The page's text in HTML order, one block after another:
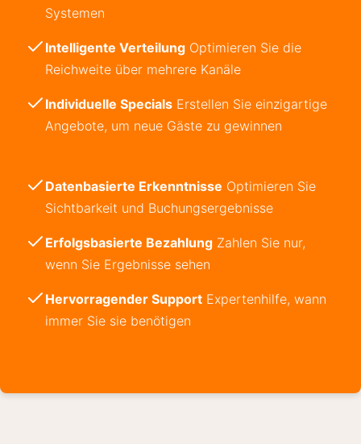
Systemen
Intelligente Verteilung Optimieren Sie die
Reichweite über mehrere Kanäle
Individuelle Specials Erstellen Sie einzigartige
Angebote, um neue Gäste zu gewinnen
Datenbasierte Erkenntnisse Optimieren Sie
Sichtbarkeit und Buchungsergebnisse
Erfolgsbasierte Bezahlung Zahlen Sie nur,
wenn Sie Ergebnisse sehen
Hervorragender Support Expertenhilfe, wann
immer Sie sie benötigen